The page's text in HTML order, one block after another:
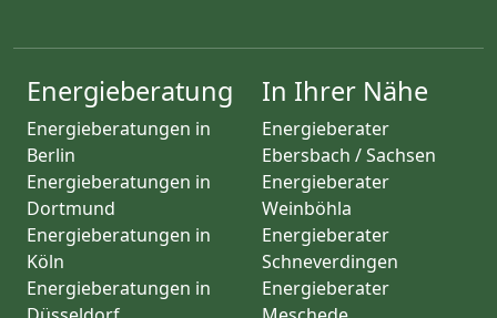
Energieberatung
Energieberatungen in
Berlin
Energieberatungen in
Dortmund
Energieberatungen in
Köln
Energieberatungen in
In Ihrer Nähe
Energieberater
Ebersbach / Sachsen
Energieberater
Weinböhla
Energieberater
Schneverdingen
Energieberater